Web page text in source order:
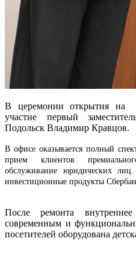
В церемонии открытия на
участие первый
Подольск Владимир Кравцов.
В офисе оказывается полный
прием клиентов
обслуживание юридических
инвестиционные продукты
После ремонта
современным и
посетителей оборудована